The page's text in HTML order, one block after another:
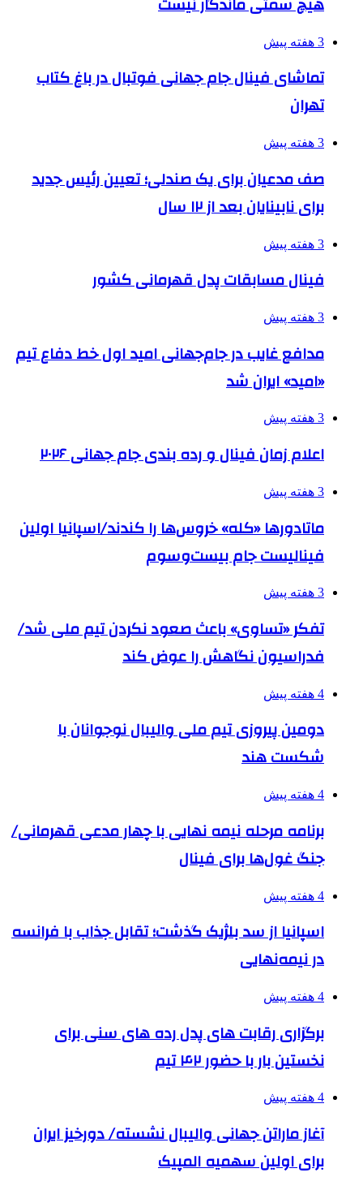
3 هفته پیش
تماشای فینال جام جهانی فوتبال در باغ کتاب
تهران
3 هفته پیش
صف مدعیان برای یک صندلی؛ تعیین رئیس جدید
برای نابینایان بعد از ۱۲ سال
3 هفته پیش
فینال مسابقات پدل قهرمانی کشور
3 هفته پیش
مدافع غایب در جام‌جهانی امید اول خط دفاع تیم
«امید» ایران شد
3 هفته پیش
اعلام زمان فینال و رده بندی جام جهانی ۲۰۲۶
3 هفته پیش
ماتادورها «کله» خروس‌ها را کندند/اسپانیا اولین
فینالیست جام بیست‌وسوم
3 هفته پیش
تفکر «تساوی» باعث صعود نکردن تیم ملی شد/
فدراسیون نگاهش را عوض کند
4 هفته پیش
دومین پیروزی تیم ملی والیبال نوجوانان با
شکست هند
4 هفته پیش
برنامه مرحله نیمه نهایی با چهار مدعی قهرمانی/
جنگ غول‌ها برای فینال
4 هفته پیش
اسپانیا از سد بلژیک گذشت؛ تقابل جذاب با فرانسه
در نیمه‌نهایی
4 هفته پیش
برگزاری رقابت های پدل رده های سنی برای
نخستین بار با حضور ۴۲ تیم
4 هفته پیش
آغاز ماراتن جهانی والیبال نشسته/ دورخیز ایران
برای اولین سهمیه المپیک